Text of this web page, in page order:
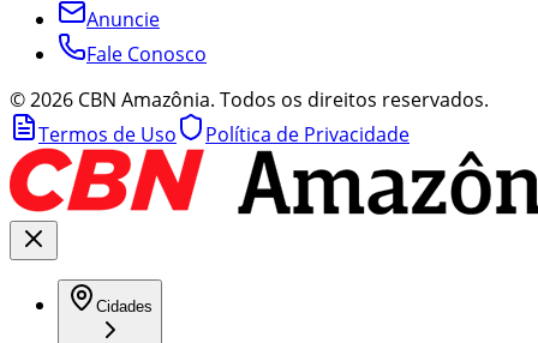
Anuncie
Fale Conosco
©2026 CBN Amazônia. Todos os direitos reservados.
Termos de Uso
Política de Privacidade
Cidades